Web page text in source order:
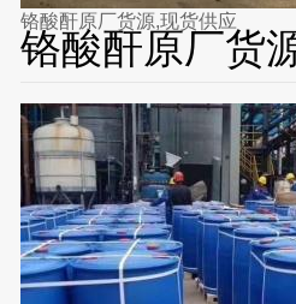
铬酸酐原厂货源,现货供应
铬酸酐原厂货